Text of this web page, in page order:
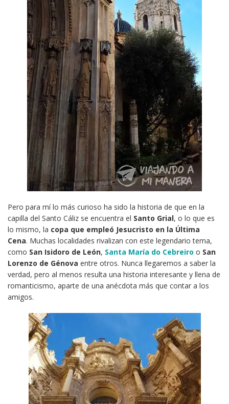
Pero para mí lo más curioso ha sido la historia de que en la
capilla del Santo Cáliz se encuentra el Santo Grial, o lo que es
lo mismo, la copa que empleó Jesucristo en la Última
Cena. Muchas localidades rivalizan con este legendario tema,
como San Isidoro de León, Santa María do Cebreiro o San
Lorenzo de Génova entre otros. Nunca llegaremos a saber la
verdad, pero al menos resulta una historia interesante y llena de
romanticismo, aparte de una anécdota más que contar a los
amigos.